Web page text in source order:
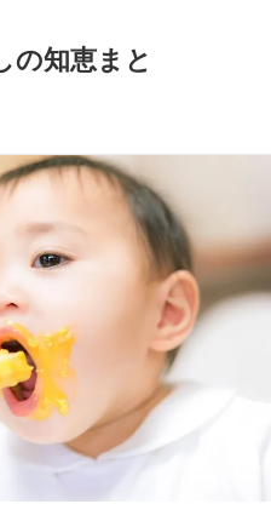
の知恵まと